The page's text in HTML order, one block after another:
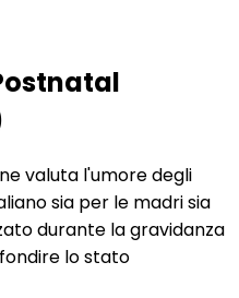
valuta l'umore degli
sia per le madri sia
durante la gravidanza
lo stato